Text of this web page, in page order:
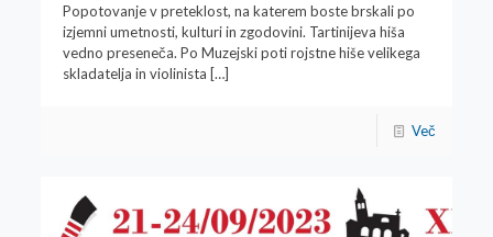
Popotovanje v preteklost, na katerem boste brskali po
izjemni umetnosti, kulturi in zgodovini. Tartinijeva hiša
vedno preseneča. Po Muzejski poti rojstne hiše velikega
skladatelja in violinista […]
Več